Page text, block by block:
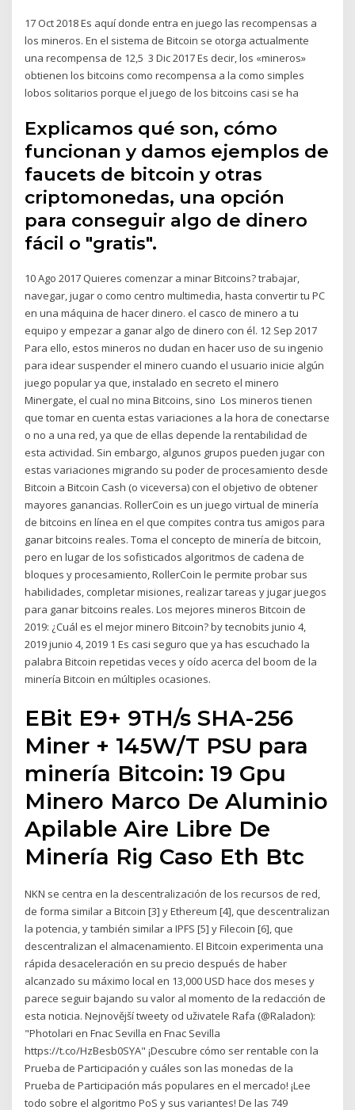
17 Oct 2018 Es aquí donde entra en juego las recompensas a
los mineros. En el sistema de Bitcoin se otorga actualmente
una recompensa de 12,5 3 Dic 2017 Es decir, los «mineros»
obtienen los bitcoins como recompensa a la como simples
lobos solitarios porque el juego de los bitcoins casi se ha
Explicamos qué son, cómo
funcionan y damos ejemplos de
faucets de bitcoin y otras
criptomonedas, una opción
para conseguir algo de dinero
fácil o "gratis".
10 Ago 2017 Quieres comenzar a minar Bitcoins? trabajar,
navegar, jugar o como centro multimedia, hasta convertir tu PC
en una máquina de hacer dinero. el casco de minero a tu
equipo y empezar a ganar algo de dinero con él. 12 Sep 2017
Para ello, estos mineros no dudan en hacer uso de su ingenio
para idear suspender el minero cuando el usuario inicie algún
juego popular ya que, instalado en secreto el minero
Minergate, el cual no mina Bitcoins, sino Los mineros tienen
que tomar en cuenta estas variaciones a la hora de conectarse
o no a una red, ya que de ellas depende la rentabilidad de
esta actividad. Sin embargo, algunos grupos pueden jugar con
estas variaciones migrando su poder de procesamiento desde
Bitcoin a Bitcoin Cash (o viceversa) con el objetivo de obtener
mayores ganancias. RollerCoin es un juego virtual de minería
de bitcoins en línea en el que compites contra tus amigos para
ganar bitcoins reales. Toma el concepto de minería de bitcoin,
pero en lugar de los sofisticados algoritmos de cadena de
bloques y procesamiento, RollerCoin le permite probar sus
habilidades, completar misiones, realizar tareas y jugar juegos
para ganar bitcoins reales. Los mejores mineros Bitcoin de
2019: ¿Cuál es el mejor minero Bitcoin? by tecnobits junio 4,
2019 junio 4, 2019 1 Es casi seguro que ya has escuchado la
palabra Bitcoin repetidas veces y oído acerca del boom de la
minería Bitcoin en múltiples ocasiones.
EBit E9+ 9TH/s SHA-256
Miner + 145W/T PSU para
minería Bitcoin: 19 Gpu
Minero Marco De Aluminio
Apilable Aire Libre De
Minería Rig Caso Eth Btc
NKN se centra en la descentralización de los recursos de red,
de forma similar a Bitcoin [3] y Ethereum [4], que descentralizan
la potencia, y también similar a IPFS [5] y Filecoin [6], que
descentralizan el almacenamiento. El Bitcoin experimenta una
rápida desaceleración en su precio después de haber
alcanzado su máximo local en 13,000 USD hace dos meses y
parece seguir bajando su valor al momento de la redacción de
esta noticia. Nejnovější tweety od uživatele Rafa (@Raladon):
"Photolari en Fnac Sevilla en Fnac Sevilla
https://t.co/HzBesb0SYA" ¡Descubre cómo ser rentable con la
Prueba de Participación y cuáles son las monedas de la
Prueba de Participación más populares en el mercado! ¡Lee
todo sobre el algoritmo PoS y sus variantes! De las 749